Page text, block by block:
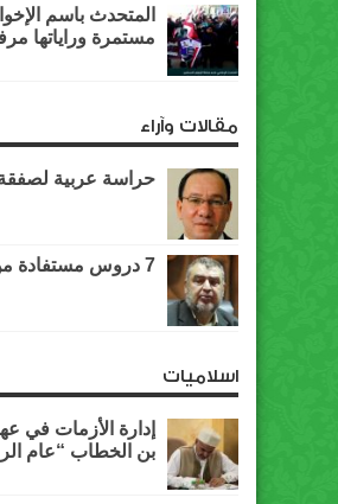
المتحدث باسم
مستمرة وراياتها
مقالات وآراء
حراسة عربية
7 دروس مستفادة من ثورة يناير
اسلاميات
إدارة الأزمات في
بن الخطاب “عام